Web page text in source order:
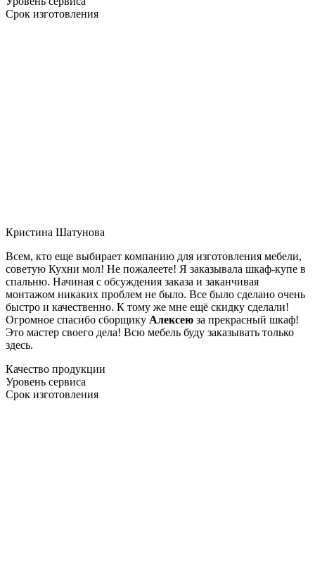
Срок изготовления
Кристина Шатунова
Всем, кто еще выбирает компанию для изготовления мебели,
советую Кухни мол! Не пожалеете! Я заказывала шкаф-купе в
спальню. Начиная с обсуждения заказа и заканчивая
монтажом никаких проблем не было. Все было сделано очень
быстро и качественно. К тому же мне ещё скидку сделали!
Огромное спасибо сборщику Алексею за прекрасный шкаф!
Это мастер своего дела! Всю мебель буду заказывать только
здесь.
Качество продукции
Уровень сервиса
Срок изготовления